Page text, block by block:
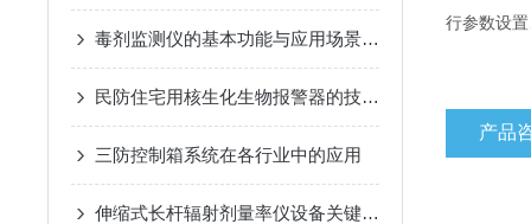
毒剂监测仪的基本功能与应用场景说明
民防住宅用核生化生物报警器的技术防范
三防控制箱系统在各行业中的应用
伸缩式长杆辐射剂量率仪设备关键技术与应用
行参数设
产品